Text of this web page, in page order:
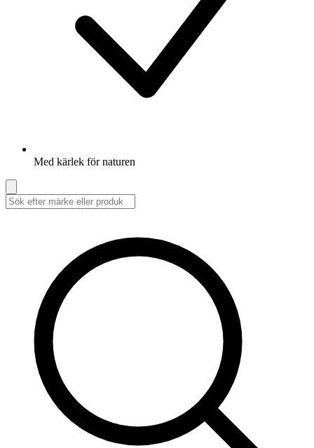
Med kärlek för naturen